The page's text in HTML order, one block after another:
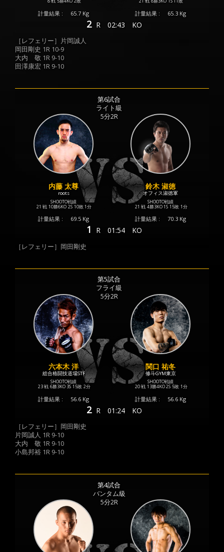
計量結果 : 65.7 Kg 計量結果 : 65.3 Kg
2 R 02:43 KO
［レフェリー］片岡誠人
岡田剛史 1R 10-9
大内 敬 1R 9-10
田澤康宏 1R 9-10
第6試合
ライト級
5分2R
内藤 太尊
roots
SHOOTO戦績
21 戦 10勝6KO 2S 10敗 1分
計量結果 : 69.5 Kg
鈴木 淑徳
オフィス淑徳軍
SHOOTO戦績
21 戦 4勝3KO 1S 15敗 1分
計量結果 : 70.3 Kg
1 R 01:54 KO
［レフェリー］岡田剛史
第5試合
フライ級
5分2R
六本木 洋
総合格闘技道場STF
SHOOTO戦績
23 戦 6勝3KO 3S 15敗 2分
計量結果 : 56.6 Kg
関口 祐冬
修斗GYM東京
SHOOTO戦績
20 戦 13勝4KO 2S 5敗 1分
計量結果 : 56.6 Kg
2 R 01:24 KO
［レフェリー］岡田剛史
片岡誠人 1R 9-10
大内 敬 1R 9-10
小島邦裕 1R 9-10
第4試合
バンタム級
5分2R